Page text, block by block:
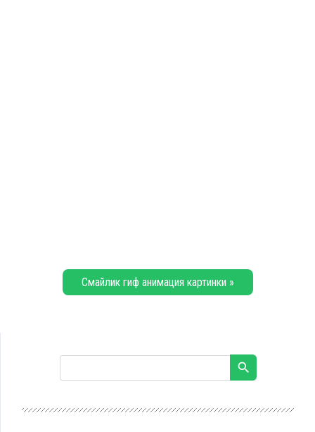
Смайлик гиф анимация картинки »